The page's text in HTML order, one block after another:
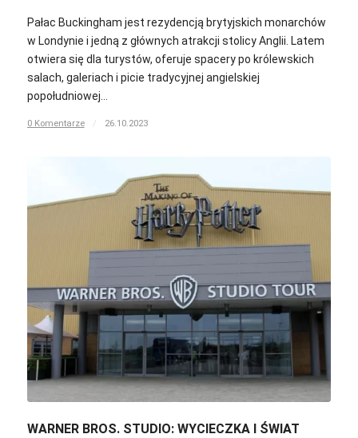
Pałac Buckingham jest rezydencją brytyjskich monarchów
w Londynie i jedną z głównych atrakcji stolicy Anglii. Latem
otwiera się dla turystów, oferuje spacery po królewskich
salach, galeriach i picie tradycyjnej angielskiej
popołudniowej…
0 Komentarze / 26.10.2023
WARNER BROS. STUDIO: WYCIECZKA I ŚWIAT